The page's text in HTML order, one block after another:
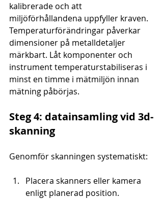
kalibrerade och att
miljöförhållandena uppfyller kraven.
Temperaturförändringar påverkar
dimensioner på metalldetaljer
märkbart. Låt komponenter och
instrument temperaturstabiliseras i
minst en timme i mätmiljön innan
mätning påbörjas.
Steg 4: datainsamling vid 3d-
skanning
Genomför skanningen systematiskt:
Placera skanners eller kamera
enligt planerad position.